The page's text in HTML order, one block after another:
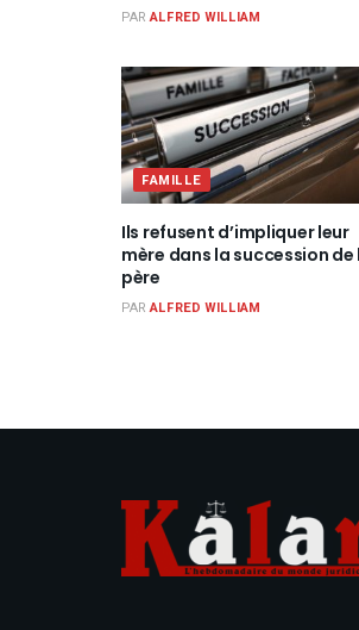
PAR ALFRED WILLIAM
FAMILLE
Ils refusent d’impliquer leur
mère dans la succession de
père
PAR ALFRED WILLIAM